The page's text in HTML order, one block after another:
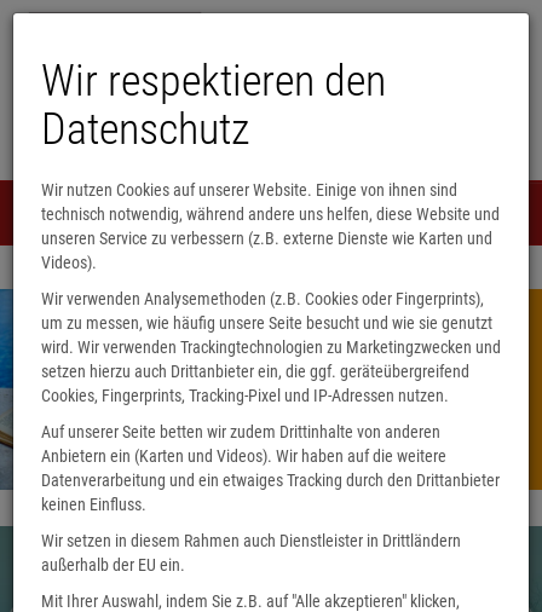
Wir respektieren den
Datenschutz
Wir nutzen Cookies auf unserer Website. Einige von ihnen sind
technisch notwendig, während andere uns helfen, diese Website und
unseren Service zu verbessern (z.B. externe Dienste wie Karten und
Videos).
Wir verwenden Analysemethoden (z.B. Cookies oder Fingerprints),
um zu messen, wie häufig unsere Seite besucht und wie sie genutzt
wird. Wir verwenden Trackingtechnologien zu Marketingzwecken und
setzen hierzu auch Drittanbieter ein, die ggf. geräteübergreifend
Cookies, Fingerprints, Tracking-Pixel und IP-Adressen nutzen.
Auf unserer Seite betten wir zudem Drittinhalte von anderen
Anbietern ein (Karten und Videos). Wir haben auf die weitere
Datenverarbeitung und ein etwaiges Tracking durch den Drittanbieter
keinen Einfluss.
Wir setzen in diesem Rahmen auch Dienstleister in Drittländern
außerhalb der EU ein.
Mit Ihrer Auswahl, indem Sie z.B. auf "Alle akzeptieren" klicken,
Menü 0
Blätterwerk macht Urlaub
15.8. – 30.8.26